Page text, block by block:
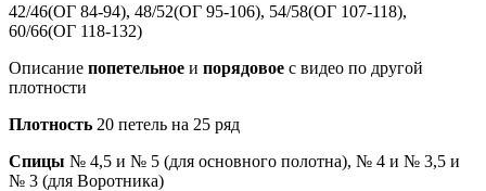
42/46(ОГ 84-94), 48/52(ОГ 95-106), 54/58(ОГ 107-118),
60/66(ОГ 118-132)
Описание попетельное и порядовое с видео по другой
плотности
Плотность 20 петель на 25 ряд
Спицы № 4,5 и № 5 (для основного полотна), № 4 и № 3,5 и
№ 3 (для Воротника)